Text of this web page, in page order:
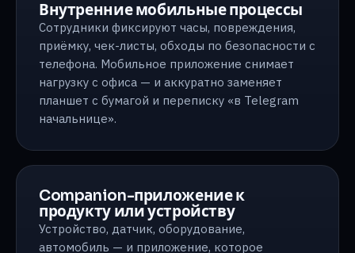
Внутренние мобильные процессы
Сотрудники фиксируют часы, повреждения,
приёмку, чек-листы, обходы по безопасности с
телефона. Мобильное приложение снимает
нагрузку с офиса — и аккуратно заменяет
планшет с бумагой и переписку «в Telegram
начальнице».
Companion-приложение к
продукту или устройству
Устройство, датчик, оборудование,
автомобиль — и приложение, которое